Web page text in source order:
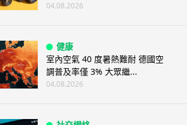
04.08.2026
健康
室內空氣 40 度暑熱難耐 德國空
調普及率僅 3% 大眾繼...
04.08.2026